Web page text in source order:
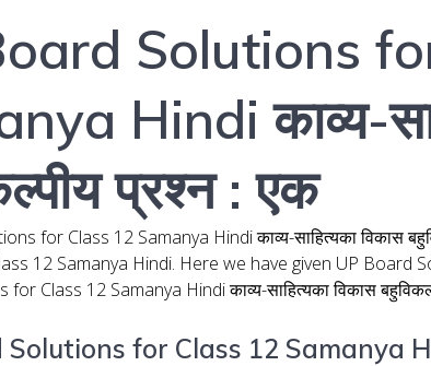
Solutions
Hindi काव्य-
प्रश्न : एक
for Class 12 Samanya Hindi काव्य-साहित्यका विकास
12 Samanya Hindi. Here we have given UP Board
Class 12 Samanya Hindi काव्य-साहित्यका विकास
for Class 12 Samanya